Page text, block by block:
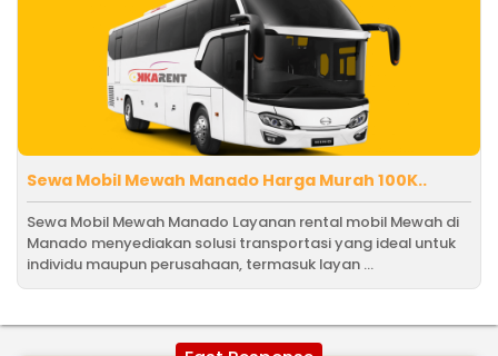
Sewa Mobil Mewah Manado Harga Murah 100K..
Sewa Mobil Mewah Manado Layanan rental mobil Mewah di
Manado menyediakan solusi transportasi yang ideal untuk
individu maupun perusahaan, termasuk layan ...